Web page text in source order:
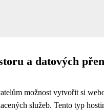
a datových
možnost vytvořit si
služeb. Tento typ